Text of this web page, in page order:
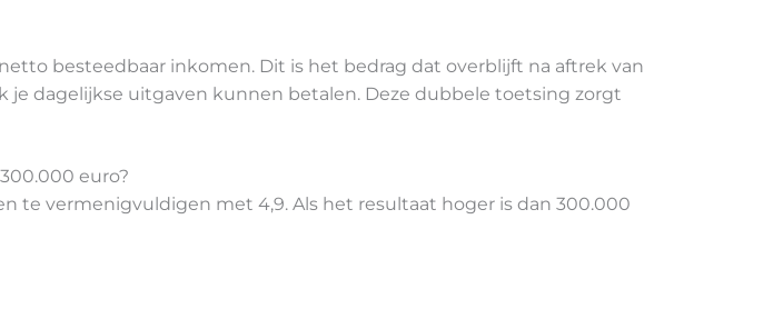
besteedbaar inkomen. Dit is het bedrag dat overblijft na aftrek van
je dagelijkse uitgaven kunnen betalen. Deze dubbele toetsing zorgt
euro?
te vermenigvuldigen met 4,9. Als het resultaat hoger is dan 300.000